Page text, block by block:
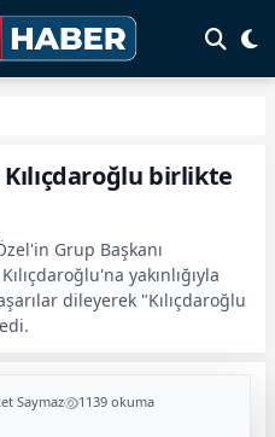
birlikte
Grup Başkanı
yakınlığıyla
dileyerek "Kılıçdaroğlu
Saymaz 1139 okuma